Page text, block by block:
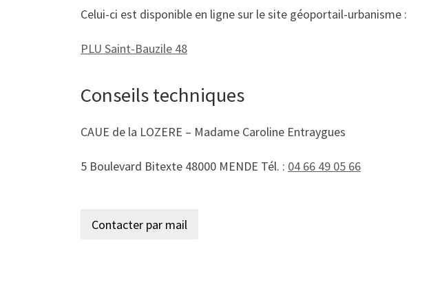
Celui-ci est disponible en ligne sur le site géoportail-urbanisme :
PLU Saint-Bauzile 48
Conseils techniques
CAUE de la LOZERE – Madame Caroline Entraygues
5 Boulevard Bitexte 48000 MENDE Tél. : 04 66 49 05 66